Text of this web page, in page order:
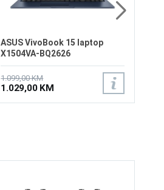
ASUS VivoBook 15 laptop
X1504VA-BQ2626
1.099,00 KM
1.029,00 KM